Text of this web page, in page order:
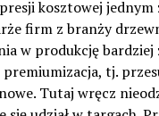
kosztowej jednym
firm z branży
w produkcję bardziej
tj.
Tutaj wręcz